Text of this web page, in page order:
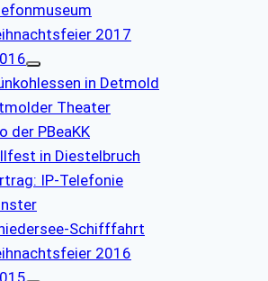
2017
in Detmold
Theater
der PBeaKK
in Diestelbruch
IP-Te­le­fo­nie
Schifffahrt
2016